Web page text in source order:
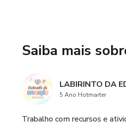
Saiba mais
LABIRINTO DA
5 Ano Hotmarter
Trabalho com recursos e